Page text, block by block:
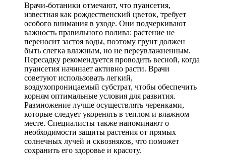
Врачи-ботаники отмечают, что пуансетия,
известная как рождественский цветок, требует
особого внимания в уходе. Они подчеркивают
важность правильного полива: растение не
переносит застоя воды, поэтому грунт должен
быть слегка влажным, но не переувлажненным.
Пересадку рекомендуется проводить весной, когда
пуансетия начинает активно расти. Врачи
советуют использовать легкий,
воздухопроницаемый субстрат, чтобы обеспечить
корням оптимальные условия для развития.
Размножение лучше осуществлять черенками,
которые следует укоренять в теплом и влажном
месте. Специалисты также напоминают о
необходимости защиты растения от прямых
солнечных лучей и сквозняков, что поможет
сохранить его здоровье и красоту.